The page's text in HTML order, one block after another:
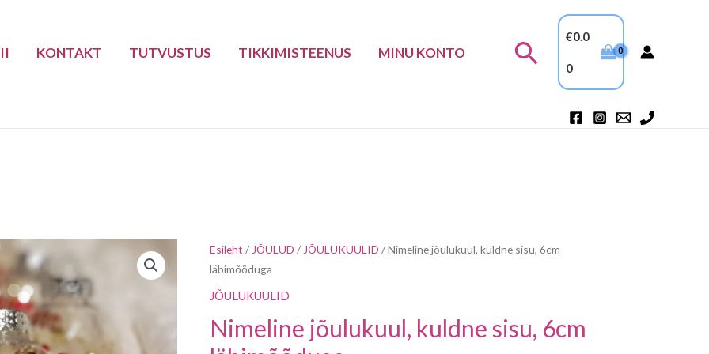
KONTAKT TUTVUSTUS TIKKIMISTEENUS MINU KONTO Search
€0.0
0
Esileht / JÕULUD / JÕULUKUULID / Nimeline jõulukuul, kuldne sisu, 6cm
läbimõõduga
JÕULUKUULID
Nimeline jõulukuul, kuldne sisu, 6cm
Nimeline
jõulukuul,
kuldne
6cm